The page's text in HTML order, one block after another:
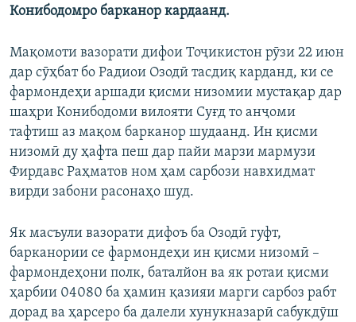
Конибодомро барканор кардаанд.
Мақомоти вазорати дифои Тоҷикистон рӯзи 22 июн
дар сӯҳбат бо Радиои Озодӣ тасдиқ карданд, ки се
фармондеҳи аршади қисми низомии мустақар дар
шаҳри Конибодоми вилояти Суғд то анҷоми
тафтиш аз мақом барканор шудаанд. Ин қисми
низомӣ ду ҳафта пеш дар пайи марзи мармузи
Фирдавс Раҳматов ном ҳам сарбози навхидмат
вирди забони расонаҳо шуд.
Як масъули вазорати дифоъ ба Озодӣ гуфт,
барканории се фармондеҳи ин қисми низомӣ –
фармондеҳони полк, баталйон ва як ротаи қисми
ҳарбии 04080 ба ҳамин қазияи марги сарбоз рабт
дорад ва ҳарсеро ба далели хунукназарӣ сабукдӯш